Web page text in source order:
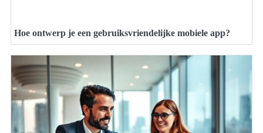
Hoe ontwerp je een gebruiksvriendelijke mobiele app?